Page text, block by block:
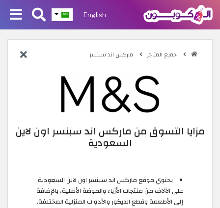
English
جميع المتاجر ماركس اند سبنسر
مزايا التسوق من ماركس اند سبنسر اون لاين
السعودية
يحتوي موقع ماركس اند سبنسر اون لاين السعودية
على الآلاف من منتجات الأزياء والموضة الأصلية، بالإضافة
إلى الأطعمة وقطع الديكور والأدوات المنزلية المختلفة.